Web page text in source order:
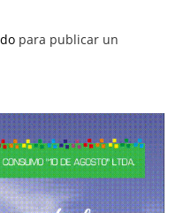
para publicar un